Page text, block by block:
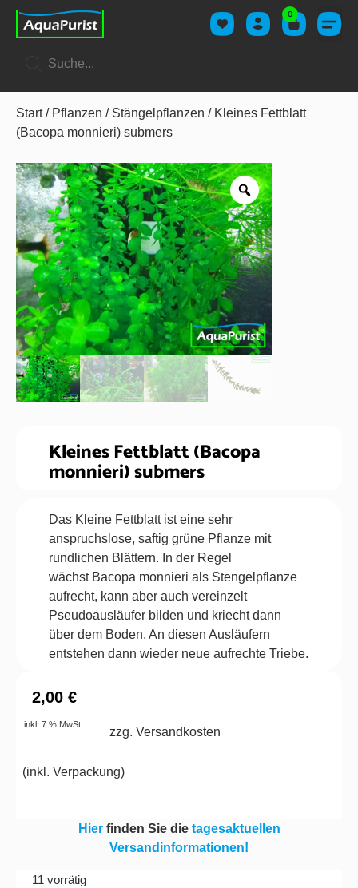
0
Start/ Pflanzen / Stängelpflanzen / Kleines Fettblatt
(Bacopa monnieri) submers
Kleines Fettblatt (Bacopa
monnieri) submers
Das Kleine Fettblatt ist eine sehr
anspruchslose, saftig grüne Pflanze mit
rundlichen Blättern. In der Regel
wächst Bacopa monnieri als Stengelpflanze
aufrecht, kann aber auch vereinzelt
Pseudoausläufer bilden und kriecht dann
über dem Boden. An diesen Ausläufern
entstehen dann wieder neue aufrechte Triebe.
2,00 €
inkl. 7 % MwSt.
zzg. Versandkosten
(inkl. Verpackung)
Hier finden Sie die tagesaktuellen
Versandinformationen!
11 vorrätig